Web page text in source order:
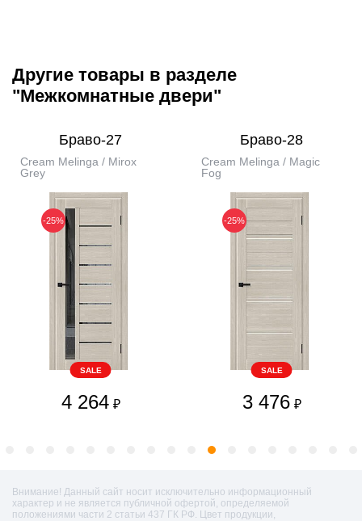
Другие товары в разделе
"Межкомнатные двери"
Браво-27
Cream Melinga / Mirox
Grey
-25%
SALE
4 264 ₽
Браво-28
Cream Melinga / Magic
Fog
-25%
SALE
3 476 ₽
Внимание! Данный сайт носит исключительно информационный
характер и не является публичной офертой, определяемой
положениями части 2 статьи 437 ГК РФ. Цвет продукции,